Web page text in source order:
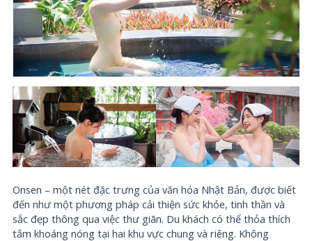
Onsen – một nét đặc trưng của văn hóa Nhật Bản, được biết
đến như một phương pháp cải thiện sức khỏe, tinh thần và
sắc đẹp thông qua việc thư giãn. Du khách có thể thỏa thích
tắm khoáng nóng tại hai khu vực chung và riêng. Không